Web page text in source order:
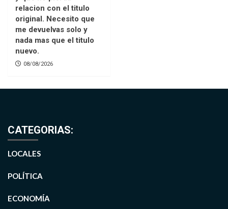
relacion con el titulo
original. Necesito que
me devuelvas solo y
nada mas que el titulo
nuevo.
08/08/2026
CATEGORIAS:
LOCALES
POLÍTICA
ECONOMÍA